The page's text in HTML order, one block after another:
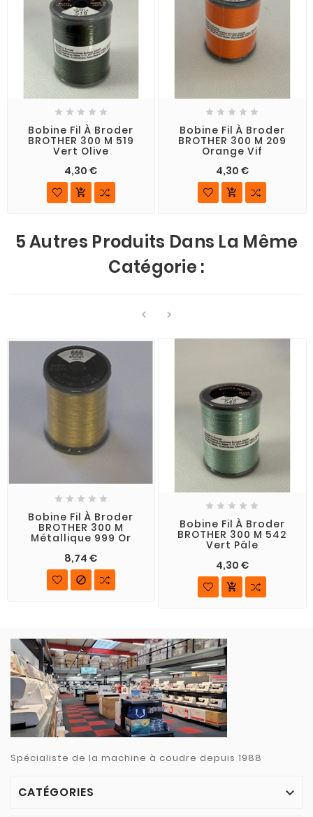
    
Bobine Fil À Broder
BROTHER 300 M 519
Vert Olive
4,30 €

    
Bobine Fil À Broder
BROTHER 300 M 209
Orange Vif
4,30 €

5 Autres Produits Dans La Même
Catégorie :
 
    
Bobine Fil À Broder
BROTHER 300 M
Métallique 999 Or
8,74 €

    
Bobine Fil À Broder
BROTHER 300 M 542
Vert Pâle
4,30 €

Spécialiste de la machine à coudre depuis 1988
CATÉGORIES 